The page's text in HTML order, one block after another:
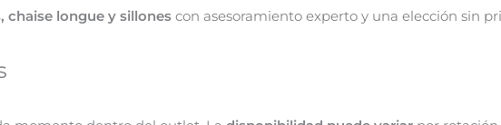
chaise longue y sillones con asesoramiento experto y una elección sin